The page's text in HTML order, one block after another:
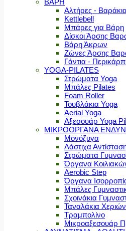
ΒΑΡΗ
Αλτήρες - Βαράκια
Kettlebell
Μπάρες για Βάρη
Δίσκοι Άρσης
Βάρη Άκρων
Ζώνες Άρσης
Γάντια -
YOGA-PILATES
Στρώματα Yoga
Μπάλες Pilates
Foam Roller
Τουβλάκια Yoga
Aerial Yoga
Αξεσουάρ Yoga
ΜΙΚΡΟΟΡΓΑΝΑ
Μονόζυγα
Λάστιχα
Στρώματα
Όργανα
Aerobic Step
Όργανα
Μπάλες
Σχοινάκια
Ταναλάκια Χεριών
Τραμπολίνο
Μικροαξεσουάρ